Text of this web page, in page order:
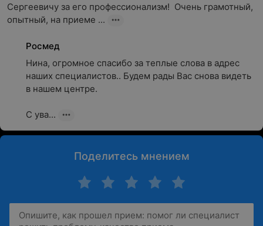
Сергеевичу за его профессионализм!  Очень грамотный,
опытный, на приеме ...
Росмед
Нина, огромное спасибо за теплые слова в адрес
наших специалистов.. Будем рады Вас снова видеть
в нашем центре.
С ува...
Поделитесь мнением